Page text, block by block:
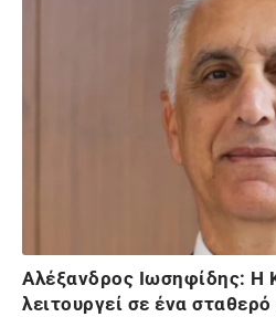
Αλέξανδρος Ιωσηφίδης: Η
λειτουργεί σε ένα